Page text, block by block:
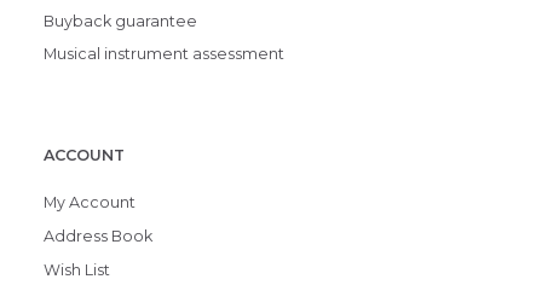
Buyback guarantee
Musical instrument assessment
ACCOUNT
My Account
Address Book
Wish List